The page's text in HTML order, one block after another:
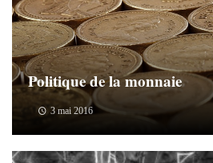
Politique de la monnaie
3 mai 2016